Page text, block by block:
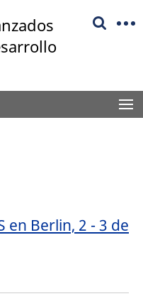
en Berlin, 2 - 3 de